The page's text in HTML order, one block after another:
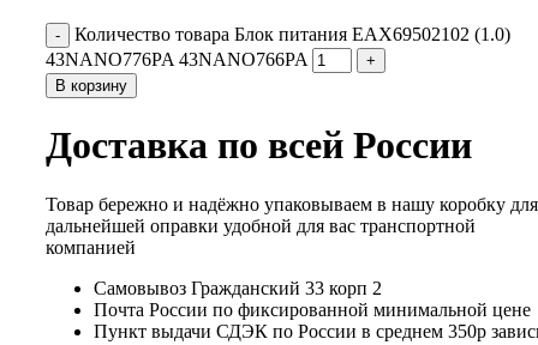
Количество товара Блок питания EAX69502102 (1.0)
43NANO776PA 43NANO766PA
В корзину
Доставка по всей России
Товар бережно и надёжно упаковываем в нашу коробку для
дальнейшей оправки удобной для вас транспортной
компанией
Самовывоз Гражданский 33 корп 2
Почта России по фиксированной минимальной цене
Пункт выдачи СДЭК по России в среднем 350р